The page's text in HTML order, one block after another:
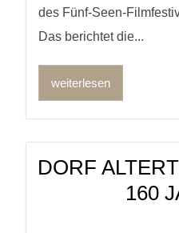
des Fünf-Seen-
Das berichtet die...
weiterlesen
DORF
160